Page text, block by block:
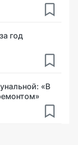
год
«В